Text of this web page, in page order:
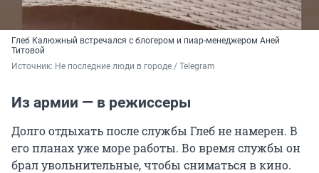
Глеб Калюжный встречался с блогером и пиар-менеджером Аней
Титовой
Источник: Не последние люди в городе / Telegram
Из армии — в режиссеры
Долго отдыхать после службы Глеб не намерен. В
его планах уже море работы. Во время службы он
брал увольнительные, чтобы сниматься в кино.